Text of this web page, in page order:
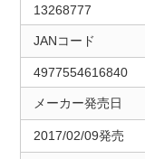
13268777
JANコード
4977554616840
メーカー発売日
2017/02/09発売